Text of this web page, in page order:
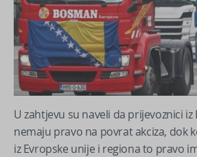
U zahtjevu su naveli da prijevoznici
nemaju pravo na povrat akciza, dok
iz Evropske unije i regiona to pravo